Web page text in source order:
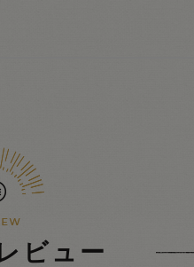
ビュー